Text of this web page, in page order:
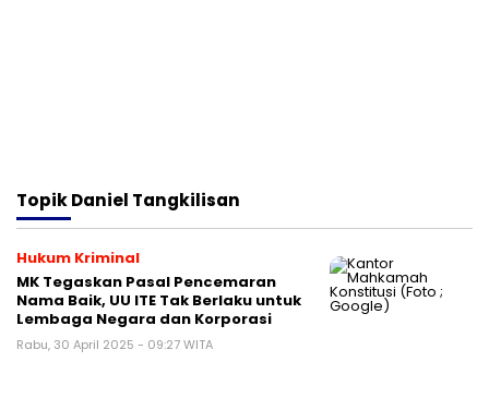
TopikDaniel Tangkilisan
Hukum Kriminal
MK Tegaskan Pasal Pencemaran
Nama Baik, UU ITE Tak Berlaku untuk
Lembaga Negara dan Korporasi
Rabu, 30 April 2025 - 09:27 WITA